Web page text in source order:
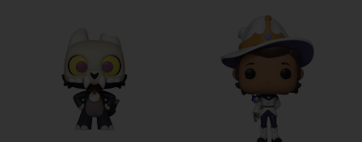
FIGURINE POP AD ICONS
FIGURINE POP ROYALS FAMILY
FIGURINE POP RETRO TOYS